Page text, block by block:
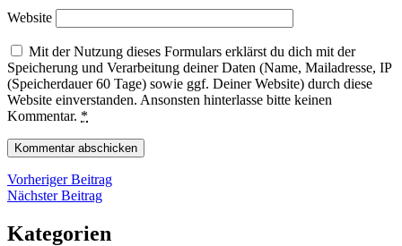
Website
Mit der Nutzung dieses Formulars erklärst du dich mit der
Speicherung und Verarbeitung deiner Daten (Name, Mailadresse, IP
(Speicherdauer 60 Tage) sowie ggf. Deiner Website) durch diese
Website einverstanden. Ansonsten hinterlasse bitte keinen
Kommentar. *
Beitragsnavigation
Vorheriger BeitragVorheriger
Nächster BeitragNächster
Kategorien